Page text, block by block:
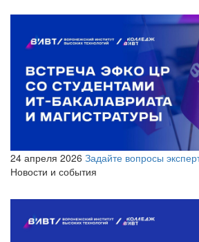
24 апреля 2026 Задайте вопросы
Новости и события